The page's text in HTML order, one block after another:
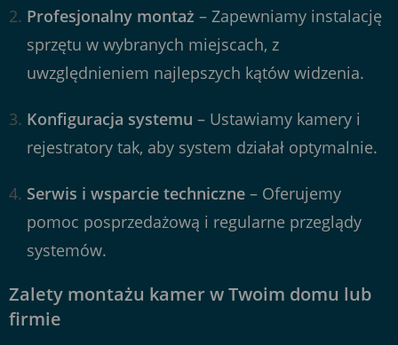
Profesjonalny montaż – Zapewniamy instalację
sprzętu w wybranych miejscach, z
uwzględnieniem najlepszych kątów widzenia.
Konfiguracja systemu – Ustawiamy kamery i
rejestratory tak, aby system działał optymalnie.
Serwis i wsparcie techniczne – Oferujemy
pomoc posprzedażową i regularne przeglądy
systemów.
Zalety montażu kamer w Twoim domu lub
firmie